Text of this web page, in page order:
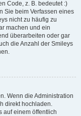
Code, z. B. bedeutet :)
Sie beim Verfassen eines
nicht zu häufig zu
machen und ein
überarbeiten oder gar
die Anzahl der Smileys
Wenn die Administration
direkt hochladen.
auf einem öffentlich